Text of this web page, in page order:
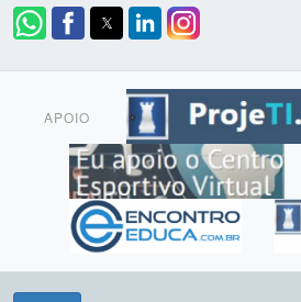
APOIO